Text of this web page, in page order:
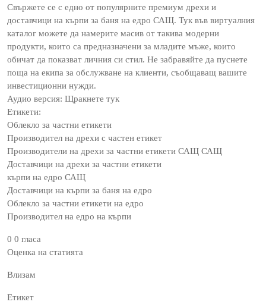
Свържете се с едно от популярните премиум дрехи и
доставчици на кърпи за баня на едро САЩ. Тук във виртуалния
каталог можете да намерите масив от такива модерни
продукти, които са предназначени за младите мъже, които
обичат да показват личния си стил. Не забравяйте да пуснете
поща на екипа за обслужване на клиенти, съобщаващ вашите
инвестиционни нужди.
Аудио версия: Щракнете тук
Етикети:
Облекло за частни етикети
Производител на дрехи с частен етикет
Производители на дрехи за частни етикети САЩ САЩ
Доставчици на дрехи за частни етикети
кърпи на едро САЩ
Доставчици на кърпи за баня на едро
Облекло за частни етикети на едро
Производител на едро на кърпи
0 0 гласа
Оценка на статията
Влизам
Етикет